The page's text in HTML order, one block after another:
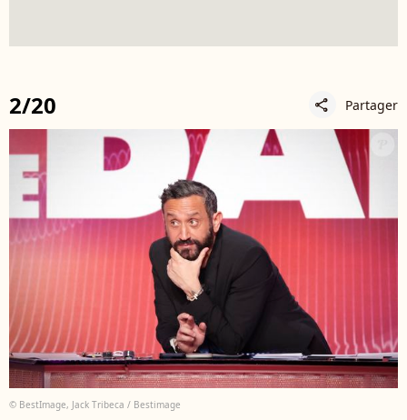
2/20 share Partager
© BestImage, Jack Tribeca / Bestimage